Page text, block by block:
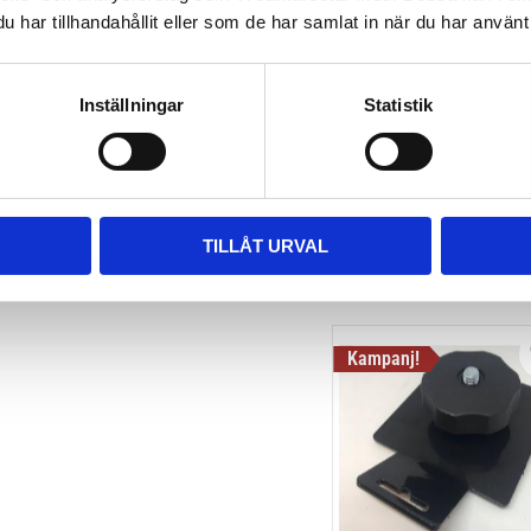
har tillhandahållit eller som de har samlat in när du har
Inställningar Statistik
TILLÅT URVAL